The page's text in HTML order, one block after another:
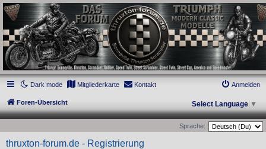
thruxton-forum.de
DAS FORUM! Alles rund um die Triumph Modern Classic Modelle. Das Forum für
die New Bonneville Baureihen ab BJ 2001. Triumph Bonneville, Thruxton,
Scrambler, Bobber, Speed Twin, Street Scrambler, Street Twin, Street Cup, America
und Speedmaster.
Dark mode
Mitgliederkarte Kontakt Anmelden
Foren-Übersicht Select Language ▼
Sprache:
thruxton-forum.de - Registrierung